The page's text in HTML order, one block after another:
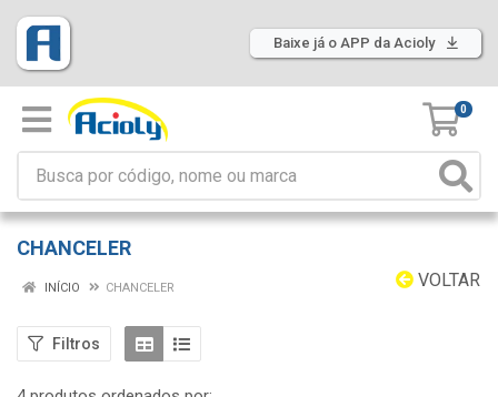
Baixe já o APP da Acioly
0
CHANCELER
VOLTAR
INÍCIO CHANCELER
Filtros